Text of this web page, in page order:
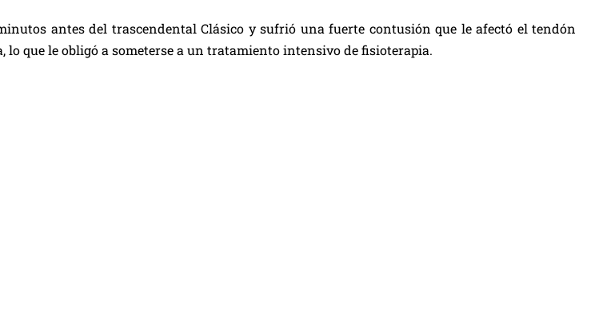
antes del trascendental Clásico y sufrió una fuerte contusión que le afectó el tendón
que le obligó a someterse a un tratamiento intensivo de fisioterapia.